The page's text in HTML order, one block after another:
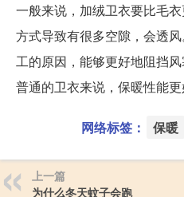
一般来说，加绒卫衣要比毛
方式导致有很多空隙，会透
工的原因，能够更好地阻挡
普通的卫衣来说，保暖性能更
网络标签： 保暖
上一篇
为什么冬天蚊子会跑